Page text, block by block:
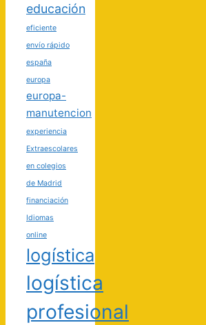
educación
eficiente
envío rápido
españa
europa
europa-
manutencion
experiencia
Extraescolares
en colegios
de Madrid
financiación
Idiomas
online
logística
logística
profesional